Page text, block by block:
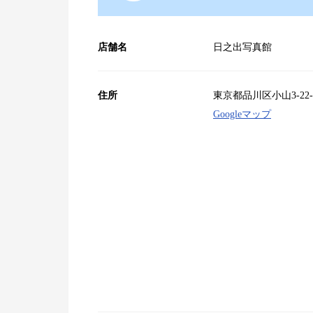
店舗名 日之出写真館
住所
東京都品川区小山3-
Googleマップ